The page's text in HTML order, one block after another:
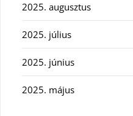
2025. augusztus
2025. július
2025. június
2025. május